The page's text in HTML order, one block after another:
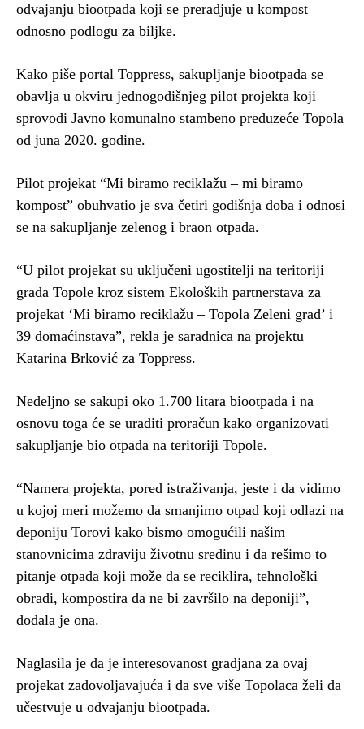
odvajanju biootpada koji se preradjuje u kompost
odnosno podlogu za biljke.
Kako piše portal Toppress, sakupljanje biootpada se
obavlja u okviru jednogodišnjeg pilot projekta koji
sprovodi Javno komunalno stambeno preduzeće Topola
od juna 2020. godine.
Pilot projekat “Mi biramo reciklažu – mi biramo
kompost” obuhvatio je sva četiri godišnja doba i odnosi
se na sakupljanje zelenog i braon otpada.
“U pilot projekat su uključeni ugostitelji na teritoriji
grada Topole kroz sistem Ekoloških partnerstava za
projekat ‘Mi biramo reciklažu – Topola Zeleni grad’ i
39 domaćinstava”, rekla je saradnica na projektu
Katarina Brković za Toppress.
Nedeljno se sakupi oko 1.700 litara biootpada i na
osnovu toga će se uraditi proračun kako organizovati
sakupljanje bio otpada na teritoriji Topole.
“Namera projekta, pored istraživanja, jeste i da vidimo
u kojoj meri možemo da smanjimo otpad koji odlazi na
deponiju Torovi kako bismo omogućili našim
stanovnicima zdraviju životnu sredinu i da rešimo to
pitanje otpada koji može da se reciklira, tehnološki
obradi, kompostira da ne bi završilo na deponiji”,
dodala je ona.
Naglasila je da je interesovanost gradjana za ovaj
projekat zadovoljavajuća i da sve više Topolaca želi da
učestvuje u odvajanju biootpada.